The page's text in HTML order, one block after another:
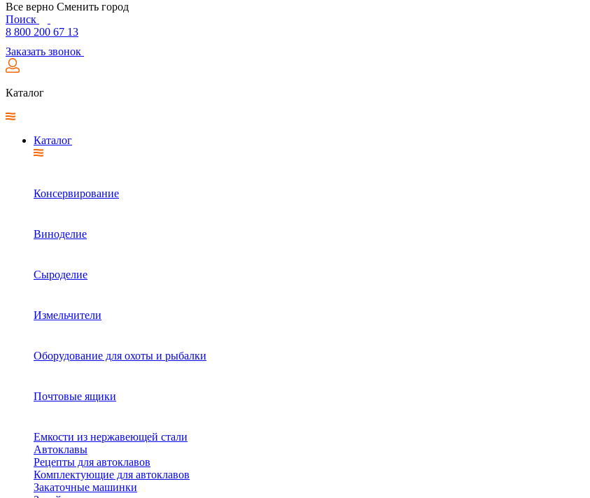
Все верно Сменить город
Поиск
8 800 200 67 13
Заказать звонок
Каталог
Каталог
Консервирование
Виноделие
Сыроделие
Измельчители
Оборудование для охоты и рыбалки
Почтовые ящики
Емкости из нержавеющей стали
Автоклавы
Рецепты для автоклавов
Комплектующие для автоклавов
Закаточные машинки